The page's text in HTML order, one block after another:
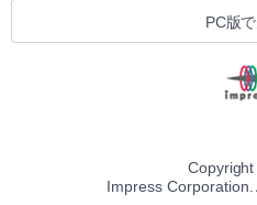
PC版
Impress Corporation.